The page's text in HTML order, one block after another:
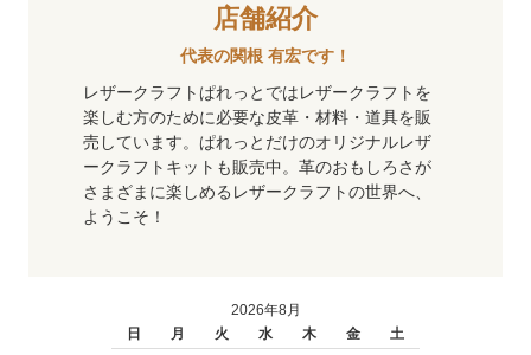
店舗紹介
代表の関根 有宏です！
レザークラフトぱれっとではレザークラフトを
楽しむ方のために必要な皮革・材料・道具を販
売しています。ぱれっとだけのオリジナルレザ
ークラフトキットも販売中。革のおもしろさが
さまざまに楽しめるレザークラフトの世界へ、
ようこそ！
2026年8月
日
月 火 水 木 金
土